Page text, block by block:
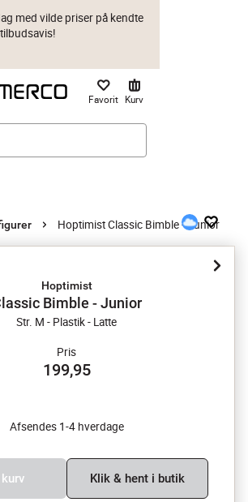
år Prismatch
med vilde priser på kendte
Favorit Kurv
Hoptimist Classic Bimble - Junior
Hoptimist
Bimble - Junior
Str. M - Plastik - Latte
Pris
199,95
Afsendes 1-4 hverdage
Klik & hent i butik